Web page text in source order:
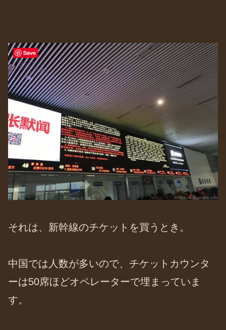
それは、新幹線のチケットを買うとき。
中国では人数が多いので、チケットカウンタ
ーは50席ほどオペレーターで埋まっていま
す。
Save